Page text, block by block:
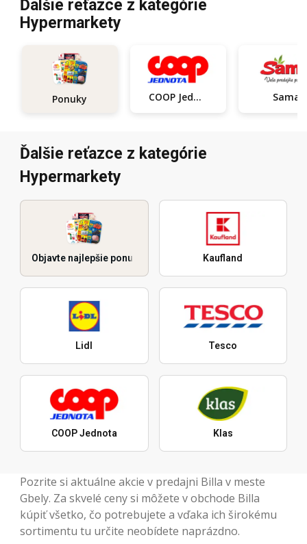
Ďalšie reťazce z kategórie
Hypermarkety
Ponuky COOP Jednota Sama
Ďalšie reťazce z kategórie
Hypermarkety
Objavte najlepšie ponuky Kaufland
Lidl Tesco
COOP Jednota Klas
Pozrite si aktuálne akcie v predajni Billa v meste
Gbely. Za skvelé ceny si môžete v obchode Billa
kúpiť všetko, čo potrebujete a vďaka ich širokému
sortimentu tu určite neobídete naprázdno.